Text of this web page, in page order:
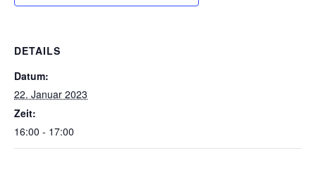
DETAILS
Datum:
22. Januar 2023
Zeit:
16:00 - 17:00